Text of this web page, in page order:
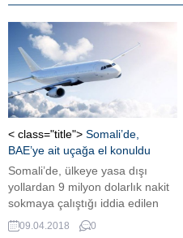
< class="title"> Somali’de,
BAE’ye ait uçağa el konuldu
Somali’de, ülkeye yasa dışı
yollardan 9 milyon dolarlık nakit
sokmaya çalıştığı iddia edilen
Birleşik Arap Emirlikleri’ne ait bir
uçağın havalimanında
09.04.2018 0